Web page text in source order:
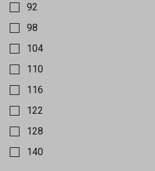
92
98
104
110
116
122
128
140